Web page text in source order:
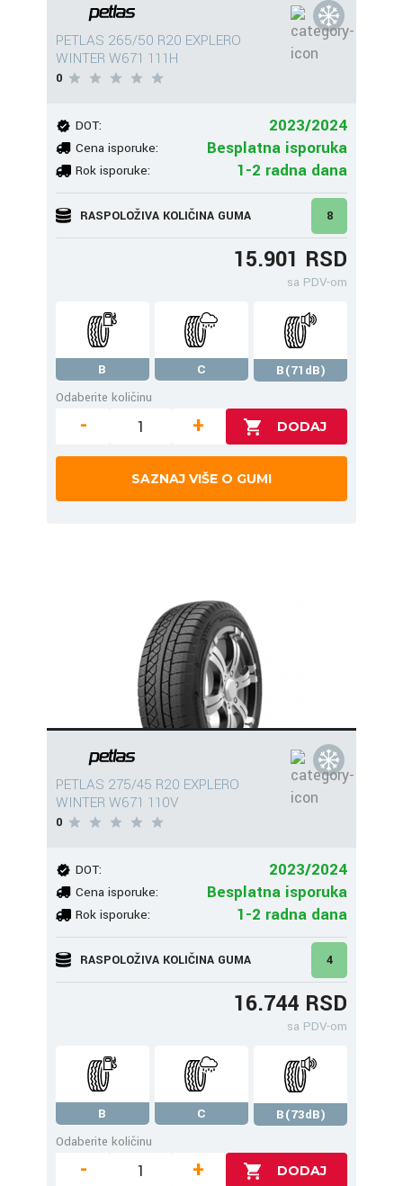
PETLAS 265/50 R20 EXPLERO
WINTER W671 111H
0
DOT: 2023/2024
Cena isporuke: Besplatna isporuka
Rok isporuke: 1-2 radna dana
RASPOLOŽIVA KOLIČINA GUMA 8
15.901 RSD
sa PDV-om
B C
B(71dB)
Odaberite količinu
- +
SAZNAJ VIŠE O GUMI
PETLAS 275/45 R20 EXPLERO
WINTER W671 110V
0
DOT: 2023/2024
Cena isporuke: Besplatna isporuka
Rok isporuke: 1-2 radna dana
RASPOLOŽIVA KOLIČINA GUMA 4
16.744 RSD
sa PDV-om
B C
B(73dB)
Odaberite količinu
- +